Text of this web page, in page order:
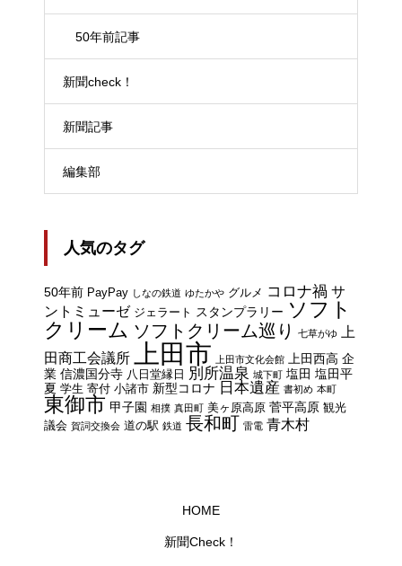
50年前記事
新聞check！
新聞記事
編集部
人気のタグ
50年前 PayPay しなの鉄道 ゆたかや グルメ コロナ禍 サ
ントミューゼ ジェラート スタンプラリー ソフト
クリーム ソフトクリーム巡り 七草がゆ
上
田商工会議所
上田市 上田市文化会館 上田西高 企
業 信濃国分寺 八日堂縁日 別所温泉 城下町 塩田 塩田平
夏 学生 寄付 小諸市 新型コロナ 日本遺産 書初め 本町
東御市 甲子園 相撲 真田町 美ヶ原高原 菅平高原 観光
議会 賀詞交換会 道の駅 鉄道 長和町 雷電 青木村
HOME
新聞Check！